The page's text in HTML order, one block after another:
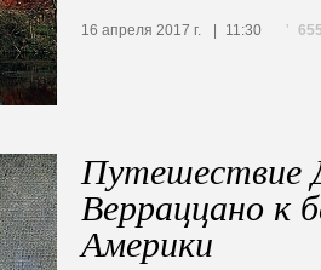
16 апреля 2017 г. 11:30
Путешествие
Верраццано к
Америки